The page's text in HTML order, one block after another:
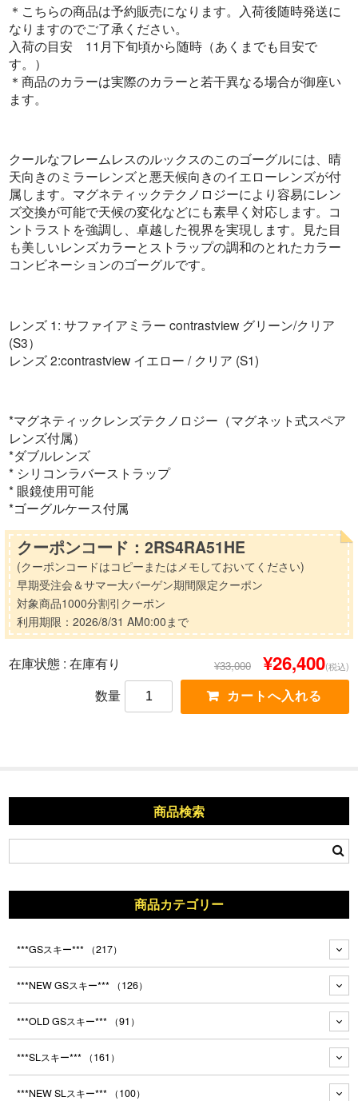
＊こちらの商品は予約販売になります。入荷後随時発送に
なりますのでご了承ください。
入荷の目安 11月下旬頃から随時（あくまでも目安で
す。）
＊商品のカラーは実際のカラーと若干異なる場合が御座い
ます。
クールなフレームレスのルックスのこのゴーグルには、晴
天向きのミラーレンズと悪天候向きのイエローレンズが付
属します。マグネティックテクノロジーにより容易にレン
ズ交換が可能で天候の変化などにも素早く対応します。コ
ントラストを強調し、卓越した視界を実現します。見た目
も美しいレンズカラーとストラップの調和のとれたカラー
コンビネーションのゴーグルです。
レンズ 1: サファイアミラー contrastview グリーン/クリア
(S3）
レンズ 2:contrastview イエロー / クリア (S1)
*マグネティックレンズテクノロジー（マグネット式スペア
レンズ付属）
*ダブルレンズ
* シリコンラバーストラップ
* 眼鏡使用可能
*ゴーグルケース付属
クーポンコード：2RS4RA51HE
(クーポンコードはコピーまたはメモしておいてください)
早期受注会＆サマー大バーゲン期間限定クーポン
対象商品1000分割引クーポン
利用期限：2026/8/31 AM0:00まで
在庫状態 : 在庫有り ¥33,000 ¥26,400(税込)
数量
商品検索
商品カテゴリー
***GSスキー*** （217）
***NEW GSスキー*** （126）
***OLD GSスキー*** （91）
***SLスキー*** （161）
***NEW SLスキー*** （100）